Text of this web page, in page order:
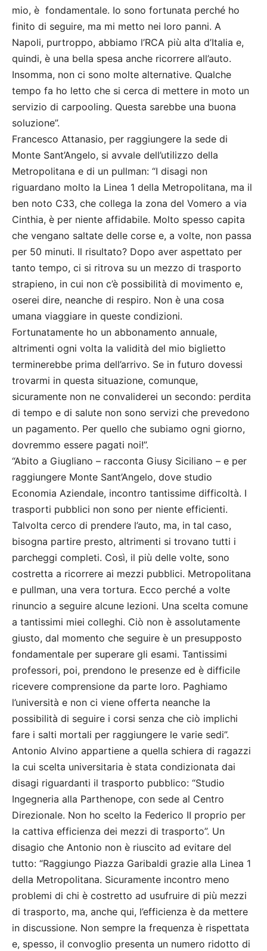
mio, è fondamentale. Io sono fortunata perché ho
finito di seguire, ma mi metto nei loro panni. A
Napoli, purtroppo, abbiamo l’RCA più alta d’Italia e,
quindi, è una bella spesa anche ricorrere all’auto.
Insomma, non ci sono molte alternative. Qualche
tempo fa ho letto che si cerca di mettere in moto un
servizio di carpooling. Questa sarebbe una buona
soluzione”.
Francesco Attanasio, per raggiungere la sede di
Monte Sant’Angelo, si avvale dell’utilizzo della
Metropolitana e di un pullman: “I disagi non
riguardano molto la Linea 1 della Metropolitana, ma il
ben noto C33, che collega la zona del Vomero a via
Cinthia, è per niente affidabile. Molto spesso capita
che vengano saltate delle corse e, a volte, non passa
per 50 minuti. Il risultato? Dopo aver aspettato per
tanto tempo, ci si ritrova su un mezzo di trasporto
strapieno, in cui non c’è possibilità di movimento e,
oserei dire, neanche di respiro. Non è una cosa
umana viaggiare in queste condizioni.
Fortunatamente ho un abbonamento annuale,
altrimenti ogni volta la validità del mio biglietto
terminerebbe prima dell’arrivo. Se in futuro dovessi
trovarmi in questa situazione, comunque,
sicuramente non ne convaliderei un secondo: perdita
di tempo e di salute non sono servizi che prevedono
un pagamento. Per quello che subiamo ogni giorno,
dovremmo essere pagati noi!”.
“Abito a Giugliano – racconta Giusy Siciliano – e per
raggiungere Monte Sant’Angelo, dove studio
Economia Aziendale, incontro tantissime difficoltà. I
trasporti pubblici non sono per niente efficienti.
Talvolta cerco di prendere l’auto, ma, in tal caso,
bisogna partire presto, altrimenti si trovano tutti i
parcheggi completi. Così, il più delle volte, sono
costretta a ricorrere ai mezzi pubblici. Metropolitana
e pullman, una vera tortura. Ecco perché a volte
rinuncio a seguire alcune lezioni. Una scelta comune
a tantissimi miei colleghi. Ciò non è assolutamente
giusto, dal momento che seguire è un presupposto
fondamentale per superare gli esami. Tantissimi
professori, poi, prendono le presenze ed è difficile
ricevere comprensione da parte loro. Paghiamo
l’università e non ci viene offerta neanche la
possibilità di seguire i corsi senza che ciò implichi
fare i salti mortali per raggiungere le varie sedi”.
Antonio Alvino appartiene a quella schiera di ragazzi
la cui scelta universitaria è stata condizionata dai
disagi riguardanti il trasporto pubblico: “Studio
Ingegneria alla Parthenope, con sede al Centro
Direzionale. Non ho scelto la Federico II proprio per
la cattiva efficienza dei mezzi di trasporto”. Un
disagio che Antonio non è riuscito ad evitare del
tutto: “Raggiungo Piazza Garibaldi grazie alla Linea 1
della Metropolitana. Sicuramente incontro meno
problemi di chi è costretto ad usufruire di più mezzi
di trasporto, ma, anche qui, l’efficienza è da mettere
in discussione. Non sempre la frequenza è rispettata
e, spesso, il convoglio presenta un numero ridotto di